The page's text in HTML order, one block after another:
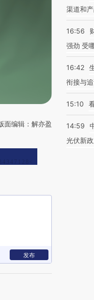
面编辑：解亦盈
发布
渠道和
16:56
强劲 受
16:42
衔接与
15:10
14:59
光伏新